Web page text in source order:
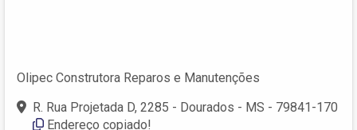
Olipec Construtora Reparos e Manutenções
R. Rua Projetada D, 2285 - Dourados - MS - 79841-170
Endereço copiado!